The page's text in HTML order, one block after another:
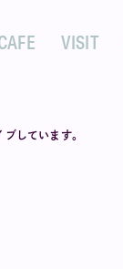
VISIT
しています。